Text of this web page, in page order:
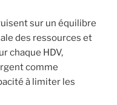
sur un équilibre
des ressources et
chaque HDV,
comme
à limiter les